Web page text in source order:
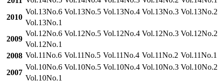
2010
Vol.13No.6 Vol.13No.5 Vol.13No.4 Vol.13No.3 Vol.13No.2
Vol.13No.1
2009
Vol.12No.6 Vol.12No.5 Vol.12No.4 Vol.12No.3 Vol.12No.2
Vol.12No.1
2008 Vol.11No.6 Vol.11No.5 Vol.11No.4 Vol.11No.2 Vol.11No.1
2007
Vol.10No.6 Vol.10No.5 Vol.10No.4 Vol.10No.3 Vol.10No.2
Vol.10No.1